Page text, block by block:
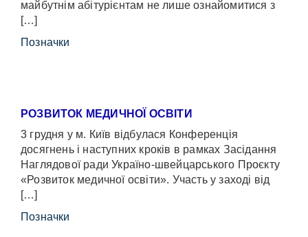
майбутнім абітурієнтам не лише ознайомитися з
[…]
Позначки
РОЗВИТОК МЕДИЧНОЇ ОСВІТИ
3 грудня у м. Київ відбулася Конференція
досягнень і наступних кроків в рамках Засідання
Наглядової ради Україно-швейцарського Проєкту
«Розвиток медичної освіти». Участь у заході від
[…]
Позначки